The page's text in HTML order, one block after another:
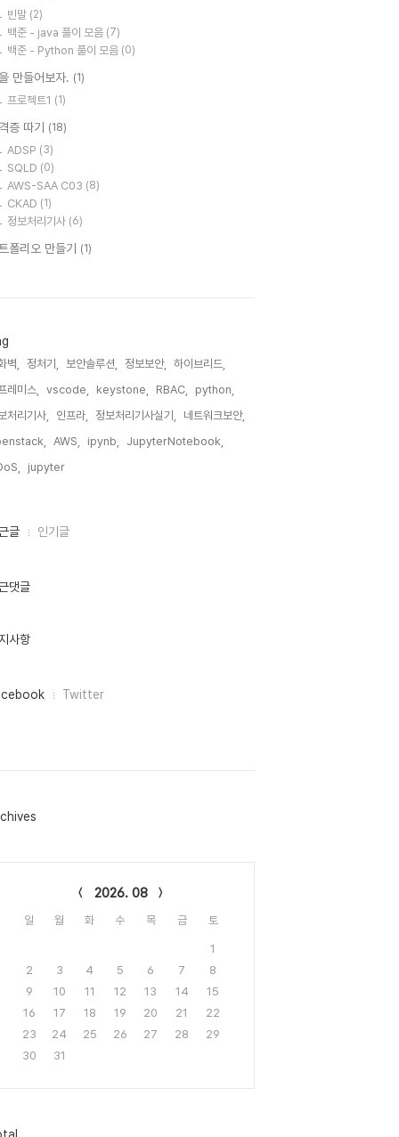
빈말 (2)
백준 - java 풀이 모음 (7)
백준 - Python 풀이 모음 (0)
만들어보자. (1)
프로젝트1 (1)
증 따기 (18)
ADSP (3)
SQLD (0)
AWS-SAA C03 (8)
CKAD (1)
정보처리기사 (6)
폴리오 만들기 (1)
벽, 정처기, 보안솔루션, 정보보안,
하이브리드,
레미스,
vscode, keystone, RBAC,
python,
처리기사,
인프라, 정보처리기사실기,
네트워크보안,
AWS, ipynb,
JupyterNotebook,
jupyter,
글 인기글
댓글
사항
Twitter
2026. 08
일 월 화 수 목 금 토
1
2
3 4 5 6 7
8
9
10 11 12 13 14
15
16
17 18 19 20 21
22
23
24 25 26 27 28
29
30
31